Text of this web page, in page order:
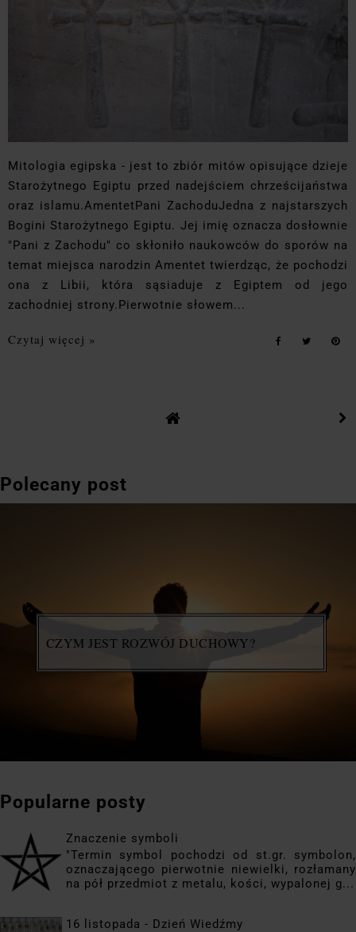
Mitologia egipska - jest to zbiór mitów opisujące dzieje
Starożytnego Egiptu przed nadejściem chrześcijaństwa
oraz islamu.AmentetPani ZachoduJedna z najstarszych
Bogini Starożytnego Egiptu. Jej imię oznacza dosłownie
"Pani z Zachodu" co skłoniło naukowców do sporów na
temat miejsca narodzin Amentet twierdząc, że pochodzi
ona z Libii, która sąsiaduje z Egiptem od jego
zachodniej strony.Pierwotnie słowem...
Czytaj więcej »
Polecany post
CZYM JEST ROZWÓJ DUCHOWY?
Popularne posty
Znaczenie symboli
"Termin symbol pochodzi od st.gr. symbolon,
oznaczającego pierwotnie niewielki, rozłamany
na pół przedmiot z metalu, kości, wypalonej g...
16 listopada - Dzień Wiedźmy